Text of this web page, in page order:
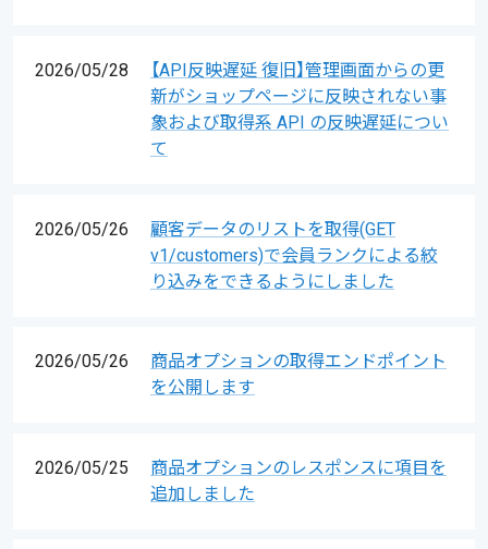
2026/05/28
【API反映遅延 復旧】管理画面からの更
新がショップページに反映されない事
象および取得系 API の反映遅延につい
て
2026/05/26
顧客データのリストを取得(GET
v1/customers)で会員ランクによる絞
り込みをできるようにしました
2026/05/26
商品オプションの取得エンドポイント
を公開します
2026/05/25
商品オプションのレスポンスに項目を
追加しました